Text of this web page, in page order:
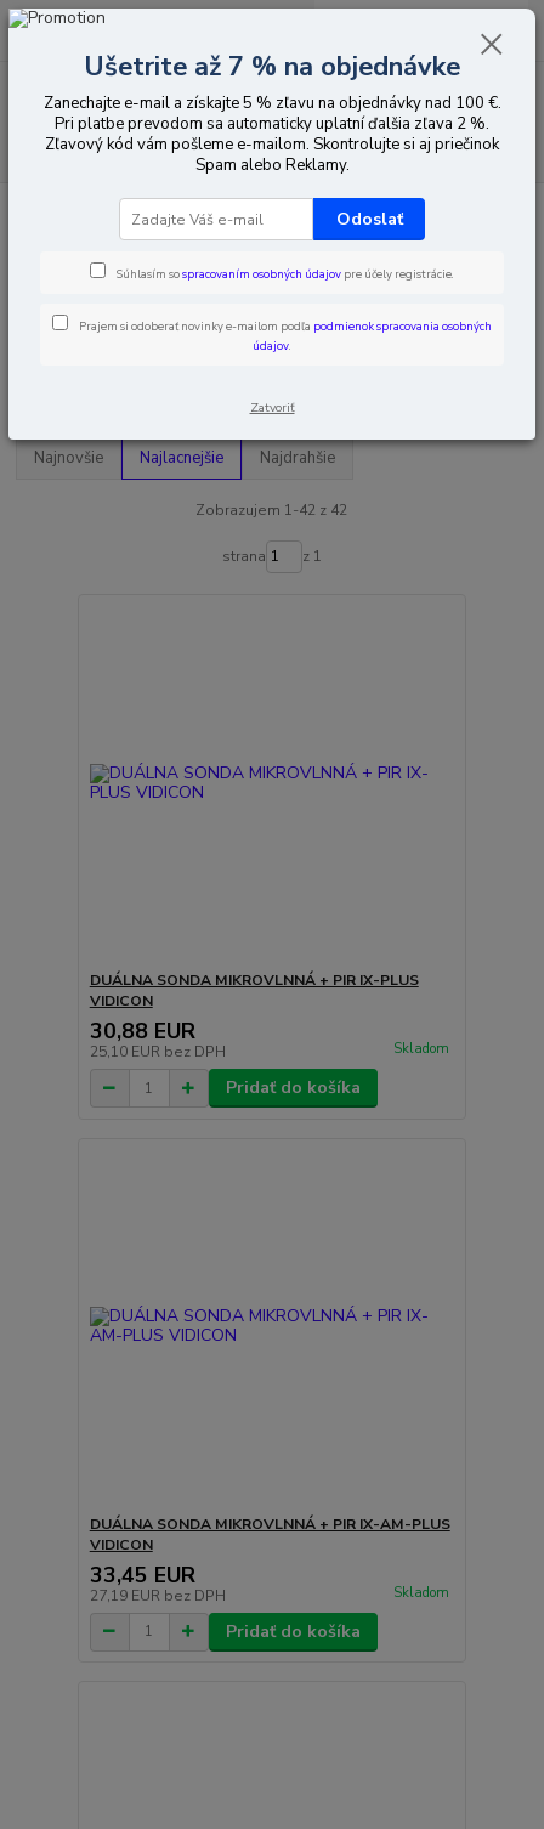
Hľadať
0,00 EUR
Poplachy vniknutia Senzory Senzory PIR + MW
duálne senzory (PIR + MW)
Káblové duálne senzory (PIR +
MW)
Najnovšie Najlacnejšie Najdrahšie
Zobrazujem 1-42 z 42
strana z 1
DUÁLNA SONDA MIKROVLNNÁ + PIR IX-PLUS
VIDICON
30,88 EUR
25,10 EUR bez DPH Skladom
Pridať do košíka
DUÁLNA SONDA MIKROVLNNÁ + PIR IX-AM-PLUS
VIDICON
33,45 EUR
27,19 EUR bez DPH Skladom
Pridať do košíka
Ušetrite až 7 % na objednávke
Zanechajte e-mail a získajte 5 % zľavu na objednávky nad 100 €.
Pri platbe prevodom sa automaticky uplatní ďalšia zľava 2 %.
Zľavový kód vám pošleme e-mailom. Skontrolujte si aj priečinok
Spam alebo Reklamy.
Odoslať
Súhlasím sospracovaním osobných údajov pre účely registrácie.
Prajem si odoberať novinky e-mailom podľa podmienok spracovania osobných
údajov.
Zatvoriť